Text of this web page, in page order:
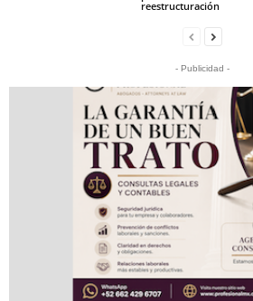
reestructuración
- Publicidad -